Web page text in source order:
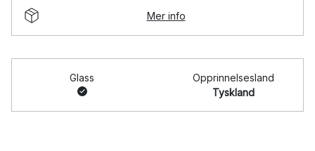
Mer info
Glass
Opprinnelsesland
Tyskland